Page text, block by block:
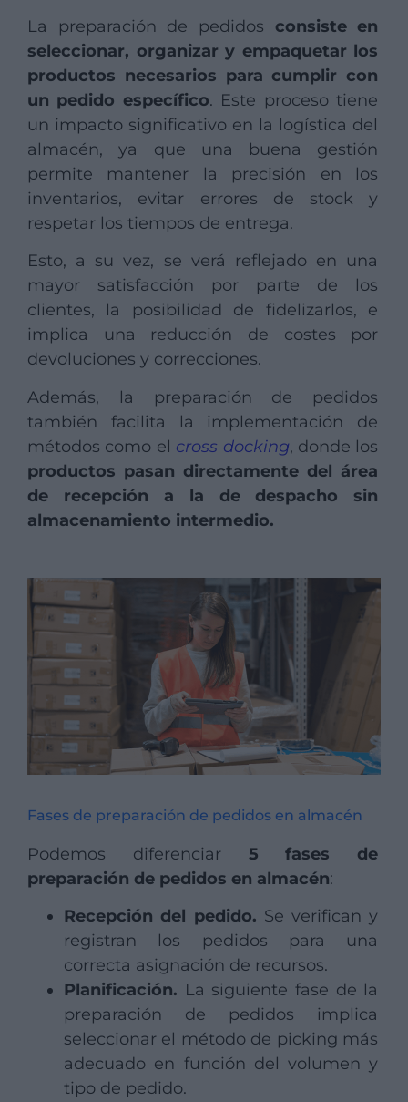
La preparación de pedidos consiste en
seleccionar, organizar y empaquetar los
productos necesarios para cumplir con
un pedido específico. Este proceso tiene
un impacto significativo en la logística del
almacén, ya que una buena gestión
permite mantener la precisión en los
inventarios, evitar errores de stock y
respetar los tiempos de entrega.
Esto, a su vez, se verá reflejado en una
mayor satisfacción por parte de los
clientes, la posibilidad de fidelizarlos, e
implica una reducción de costes por
devoluciones y correcciones.
Además, la preparación de pedidos
también facilita la implementación de
métodos como el cross docking, donde los
productos pasan directamente del área
de recepción a la de despacho sin
almacenamiento intermedio.
Fases de preparación de pedidos en almacén
Podemos diferenciar 5 fases de
preparación de pedidos en almacén:
Recepción del pedido. Se verifican y
registran los pedidos para una
correcta asignación de recursos.
Planificación. La siguiente fase de la
preparación de pedidos implica
seleccionar el método de picking más
adecuado en función del volumen y
tipo de pedido.